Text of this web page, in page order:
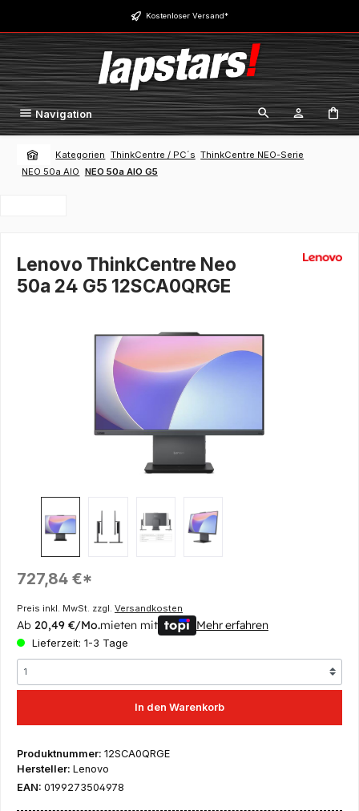
Zum Hauptinhalt springen Kostenloser Versand*
Navigation
Kategorien ThinkCentre / PC´s ThinkCentre NEO-Serie
NEO 50a AIO NEO 50a AIO G5
Lenovo ThinkCentre Neo
50a 24 G5 12SCA0QRGE
Regulärer Preis:
727,84 €*
Preis inkl. MwSt. zzgl. Versandkosten
Ab 20,49 €/Mo.mieten mit Mehr erfahren
Lieferzeit: 1-3 Tage
In den Warenkorb
Produktnummer: 12SCA0QRGE
Hersteller: Lenovo
EAN: 0199273504978